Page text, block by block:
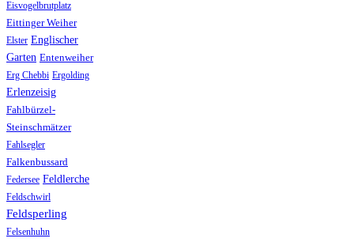
Eisvogelbrutplatz
Eittinger Weiher
Elster Englischer
Garten Entenweiher
Erg Chebbi Ergolding
Erlenzeisig
Fahlbürzel-
Steinschmätzer
Fahlsegler
Falkenbussard
Federsee Feldlerche
Feldschwirl
Feldsperling
Felsenhuhn